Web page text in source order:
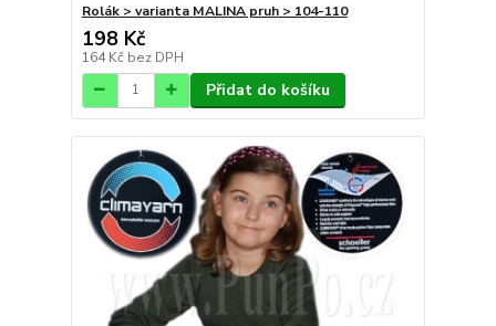
Rolák > varianta MALINA pruh > 104-110
198 Kč
164 Kč bez DPH
Přidat do košíku